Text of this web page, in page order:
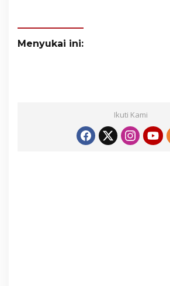
Menyukai ini:
Ikuti Kami